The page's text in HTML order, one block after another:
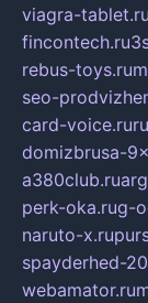
viagra-tablet.ru
fincontech.ru
rebus-toys.ru
seo-
card-voice.ru
domizbrusa-
a380club.ru
perk-oka.rug-
naruto-x.ru
spayderhed-
webamator.ru